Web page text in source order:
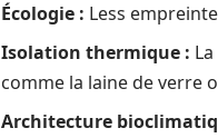
Écologie : Less
Isolation thermique :
comme la laine de verre
Architecture